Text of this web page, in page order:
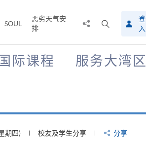
SOUL
恶劣天气安
排
搜
寻
介
登
入
国际课程 服务大湾区
期四) 校友及学生分享 分享